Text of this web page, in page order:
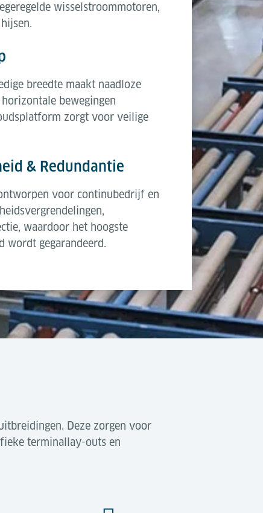
wisselstroommotoren,
breedte maakt naadloze
bewegingen
zorgt voor veilige
& Redundantie
voor continubedrijf en
waardoor het hoogste
wordt gegarandeerd.
Deze zorgen voor
terminallay-outs en